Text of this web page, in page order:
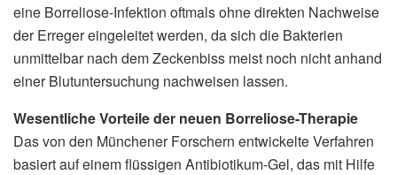
eine Borreliose-Infektion oftmals ohne direkten Nachweise
der Erreger eingeleitet werden, da sich die Bakterien
unmittelbar nach dem Zeckenbiss meist noch nicht anhand
einer Blutuntersuchung nachweisen lassen.
Wesentliche Vorteile der neuen Borreliose-Therapie
Das von den Münchener Forschern entwickelte Verfahren
basiert auf einem flüssigen Antibiotikum-Gel, das mit Hilfe